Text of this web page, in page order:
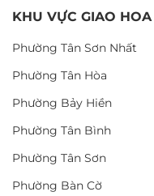
KHU VỰC GIAO
Phường Tân Sơn Nhất
Phường Tân Hòa
Phường Bảy Hiền
Phường Tân Bình
Phường Tân Sơn
Phường Bàn Cờ